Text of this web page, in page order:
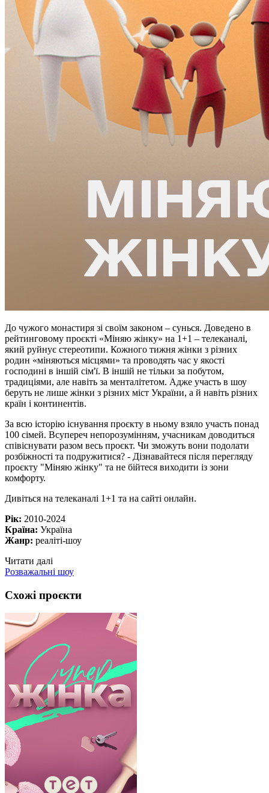
До чужого монастиря зі своїм законом – сунься. Доведено в
рейтинговому проєкті «Міняю жінку» на 1+1 – телеканалі,
який руйнує стереотипи. Кожного тижня жінки з різних
родин «міняються місцями» та проводять час у якості
господині в іншій сім'ї. В іншій не тільки за побутом,
традиціями, але навіть за менталітетом. Адже участь в шоу
беруть не лише жінки з різних міст України, а й навіть різних
країн і континентів.
За всю історію існування проєкту в ньому взяло участь понад
100 сімей. Всупереч непорозумінням, учасникам доводиться
співіснувати разом весь проєкт. Чи зможуть вони подолати
розбіжності та подружитися? - Дізнавайтеся після перегляду
проєкту "Міняю жінку" та не бійтеся виходити із зони
комфорту.
Дивіться на телеканалі 1+1 та на сайті онлайн.
Рік: 2010-2024
Країна: Україна
Жанр: реаліті-шоу
Читати далі
Розважальні шоу
Схожі проєкти